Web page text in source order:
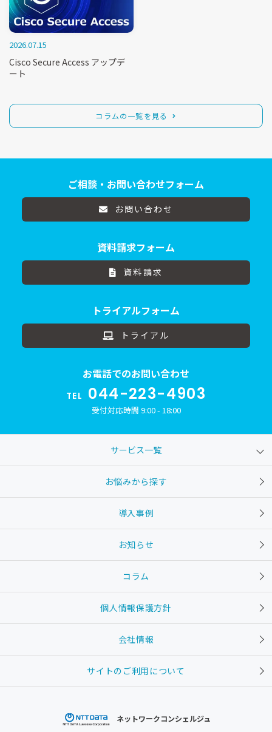
2026.07.15
Cisco Secure Access アップデ
ート
コラムの一覧を見る
ご相談・お問い合わせフォーム
お問い合わせ
資料請求フォーム
資料請求
トライアルフォーム
トライアル
お電話でのお問い合わせ
TEL 044-223-4903
受付対応時間 9:00 - 18:00
サービス一覧
お悩みから探す
導入事例
お知らせ
コラム
個人情報保護方針
会社情報
サイトのご利用について
ネットワークコンシェルジュ